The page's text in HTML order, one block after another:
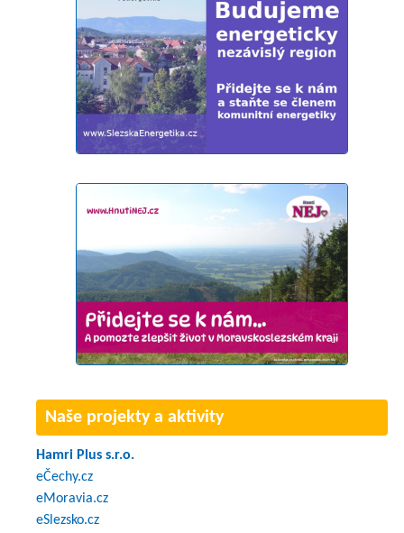
Naše projekty a aktivity
Hamri Plus s.r.o.
eČechy.cz
eMoravia.cz
eSlezsko.cz